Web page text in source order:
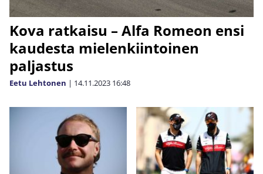
Kova ratkaisu – Alfa Romeon ensi
kaudesta mielenkiintoinen
paljastus
Eetu Lehtonen | 14.11.2023 16:48